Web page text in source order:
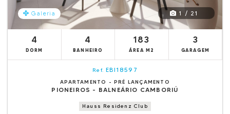
Galeria 1 / 21
4
DORM
4
BANHEIRO
183
ÁREA M2
3
GARAGEM
Ref. EBI18597
APARTAMENTO - PRÉ LANÇAMENTO
PIONEIROS - BALNEÁRIO CAMBORIÚ
Hauss Residenz Club